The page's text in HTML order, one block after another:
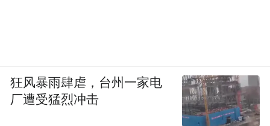
狂风暴雨肆虐，台州一家电
厂遭受猛烈冲击